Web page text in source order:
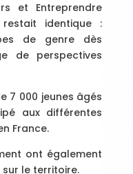
et Entreprendre
restait identique :
de genre dès
de perspectives
7 000 jeunes âgés
aux différentes
France.
ont également
le territoire.